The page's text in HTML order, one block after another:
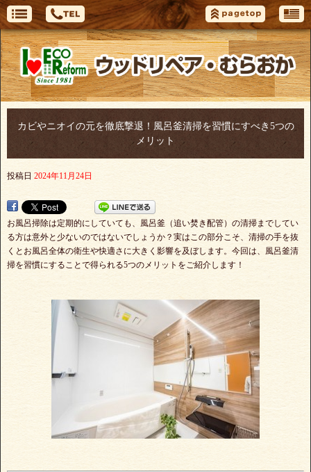
カビやニオイの元を徹底撃退！風呂釜清掃を習慣にすべき5つの
メリット
投稿日 2024年11月24日
お風呂掃除は定期的にしていても、風呂釜（追い焚き配管）の清掃までしてい
る方は意外と少ないのではないでしょうか？実はこの部分こそ、清掃の手を抜
くとお風呂全体の衛生や快適さに大きく影響を及ぼします。今回は、風呂釜清
掃を習慣にすることで得られる5つのメリットをご紹介します！